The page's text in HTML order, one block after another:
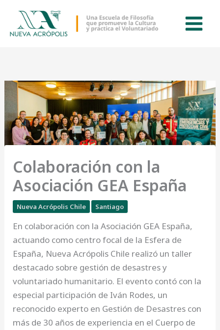
contenido
Colaboración con la
Asociación GEA España
Nueva Acrópolis Chile Santiago
En colaboración con la Asociación GEA España,
actuando como centro focal de la Esfera de
España, Nueva Acrópolis Chile realizó un taller
destacado sobre gestión de desastres y
voluntariado humanitario. El evento contó con la
especial participación de Iván Rodes, un
reconocido experto en Gestión de Desastres con
más de 30 años de experiencia en el Cuerpo de